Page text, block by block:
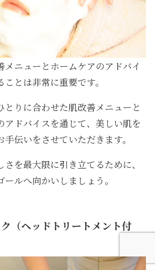
メニューとホームケアのアドバイ
とは非常に重要です。
とりに合わせた肌改善メニューと
アドバイスを通じて、美しい肌を
手伝いをさせていただきます。
さを最大限に引き立てるために、
ルへ向かいしましょう。
（ヘッドトリートメント付